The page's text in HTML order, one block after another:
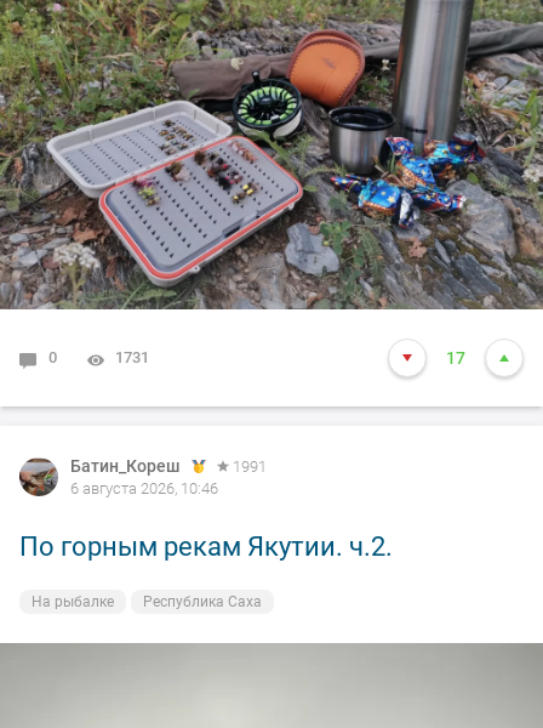
0 1731 17
Батин_Кореш
1991
6 августа 2026, 10:46
По горным рекам Якутии. ч.2.
На рыбалке Республика Саха